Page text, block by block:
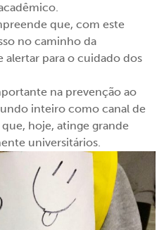
que, com este
no caminho da
alertar para o cuidado dos
na prevenção ao
inteiro como canal de
hoje, atinge grande
universitários.